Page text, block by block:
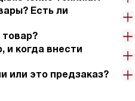
Есть ли
товар?
и когда внести
или это предзаказ?